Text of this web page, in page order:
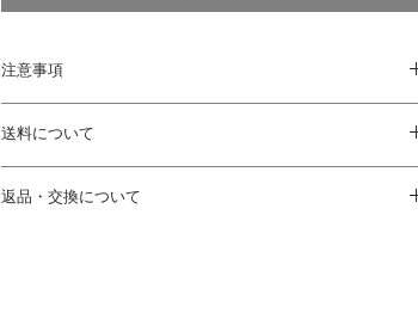
注意事項
っては、実物とは見え方が異なる場合がございますので
ご了承ください。
送料について
ご注文いただいた商品は、1配送ごとに配送料がかかり
返品・交換について